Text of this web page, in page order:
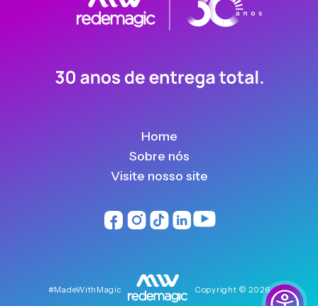
Home
Sobre nós
Visite nosso site
#MadeWithMagic Copyright © 2026